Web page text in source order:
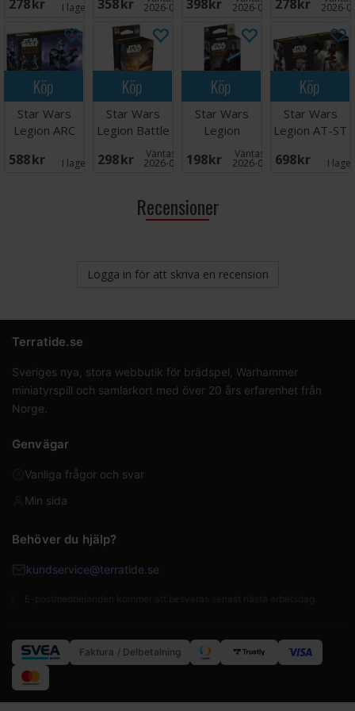
Pack
278 SEK I lager: 1
Jedi
358 SEK 2026-09-30Special Forces
398 SEK 2026-08-15Card Pack
278 SEK 2026-
Köp
Star Wars
Legion ARC
588 SEK I lager: 1
Köp
Star Wars
Legion Battle
Deck Cards II
298 SEK Väntas in:
2026-09-30
Köp
Star Wars
Legion
Galactic
Command
198 SEK Väntas in:
2026-09-30
Köp
Star Wars
Legion AT-ST
698 SEK I
Recensioner
Logga in för att skriva en recension
Terratide.se
Sveriges nya, stora webbutik för brädspel, Warhammer
miniatyrspill och samlarkort med över 20 års erfarenhet från
Norge.
Genvägar
Vanliga frågor och svar
Min sida
Behöver du hjälp?
kundservice@terratide.se
Faktura / Delbetalning